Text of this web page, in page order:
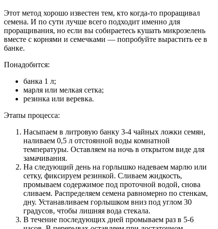
Этот метод хорошо известен тем, кто когда-то проращивал
семена. И по сути лучше всего подходит именно для
проращивания, но если вы собираетесь кушать микрозелень
вместе с корнями и семечками — попробуйте вырастить ее в
банке.
Понадобится:
банка 1 л;
марля или мелкая сетка;
резинка или веревка.
Этапы процесса:
Насыпаем в литровую банку 3-4 чайных ложки семян,
наливаем 0,5 л отстоянной воды комнатной
температуры. Оставляем на ночь в открытом виде для
замачивания.
На следующий день на горлышко надеваем марлю или
сетку, фиксируем резинкой. Сливаем жидкость,
промываем содержимое под проточной водой, снова
сливаем. Распределяем семена равномерно по стенкам,
дну. Устанавливаем горлышком вниз под углом 30
градусов, чтобы лишняя вода стекала.
В течение последующих дней промываем раз в 5-6